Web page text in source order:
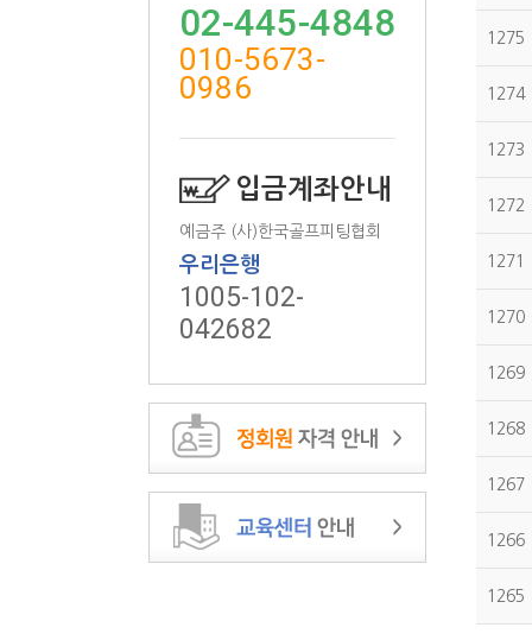
02-445-4848
010-5673-
0986
입금계좌안내
예금주 (사)한국골프피팅협회
우리은행
1005-102-
042682
1275
1274
1273
1272
1271
1270
1269
1268
1267
1266
1265